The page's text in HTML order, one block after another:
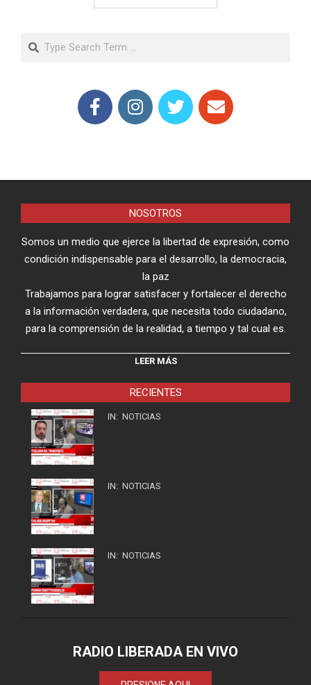
Search
NOSOTROS
Somos un medio que ejerce la libertad de expresión, como
condición indispensable para el desarrollo, la democracia,
la paz
Trabajamos para lograr satisfacer y fortalecer el derecho
a la información verdadera, que necesita todo ciudadano,
para la comprensión de la realidad, a tiempo y tal cual es.
LEER MÁS
RECIENTES
IN: NOTICIAS
IN: NOTICIAS
IN: NOTICIAS
RADIO LIBERADA EN VIVO